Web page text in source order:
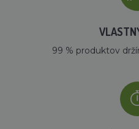
99 % produktov